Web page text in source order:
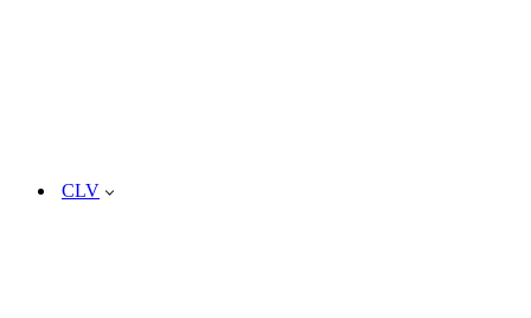
CLV